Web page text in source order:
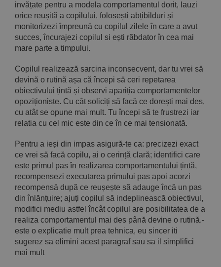
invățate pentru a modela comportamentul dorit, lauzi
orice reușită a copilului, folosești abțibilduri și
monitorizezi împreună cu copilul zilele în care a avut
succes, încurajezi copilul si ești răbdator în cea mai
mare parte a timpului.
Copilul realizează sarcina inconsecvent, dar tu vrei să
devină o rutină așa că începi să ceri repetarea
obiectivului țintă și observi apariția comportamentelor
opoziționiste. Cu cât soliciți să facă ce dorești mai des,
cu atât se opune mai mult. Tu începi să te frustrezi iar
relatia cu cel mic este din ce în ce mai tensionată.
Pentru a ieși din impas asigură-te ca: precizezi exact
ce vrei să facă copilu, ai o cerință clară; identifici care
este primul pas în realizarea comportamentului țintă,
recompensezi executarea primului pas apoi acorzi
recompensă după ce reușește să adauge încă un pas
din înlănțuire; ajuți copilul să indeplinească obiectivul,
modifici mediu astfel încât copilul are posibilitatea de a
realiza comportamentul mai des până devine o rutină.-
este o explicatie mult prea tehnica, eu sincer iti
sugerez sa elimini acest paragraf sau sa il simplifici
mai mult